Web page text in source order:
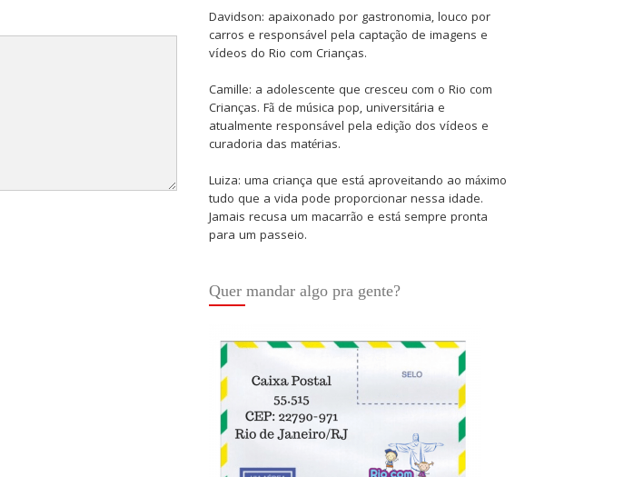
Davidson: apaixonado por gastronomia, louco por
carros e responsável pela captação de imagens e
vídeos do Rio com Crianças.
Camille: a adolescente que cresceu com o Rio com
Crianças. Fã de música pop, universitária e
atualmente responsável pela edição dos vídeos e
curadoria das matérias.
Luiza: uma criança que está aproveitando ao máximo
tudo que a vida pode proporcionar nessa idade.
Jamais recusa um macarrão e está sempre pronta
para um passeio.
Quer mandar algo pra gente?